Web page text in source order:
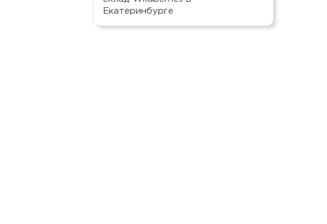
Екатеринбурге